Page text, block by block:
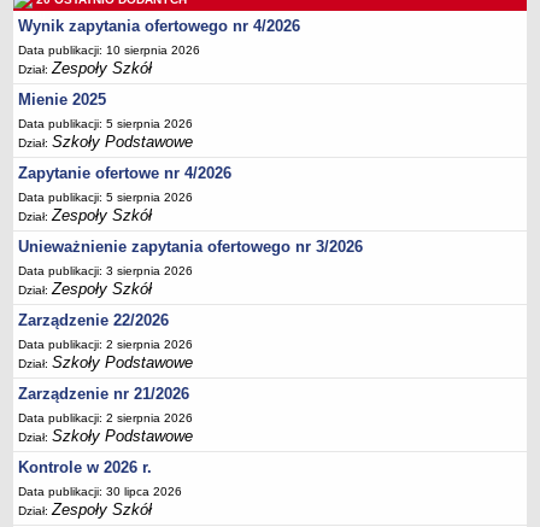
Wielofunkcyjna Placówka
SPECJALNE OŚRODKI SZKOLNO-WYCHOWAWCZE
Specjalny Ośrodek nr 1
Specjalny Ośrodek nr 5
BURSA MIEJSKA
Dane podstawowe
Statut
Majątek
Godziny dyżurów
Ogłoszenie
Zarządzenia
Kontrole
Rejestry, ewidencje, archiwa
Sprawozdania
Deklaracja dostępności
PORADNIE PSYCHOLOGICZNO-PEDAGOGICZNE
Zespół Poradni
BIURO FINANSÓW OŚWIATY
Wynik zapytania ofertowego nr 4/2026
Data publikacji: 10 sierpnia 2026
Dział:Zespoły Szkół
Mienie 2025
Data publikacji: 5 sierpnia 2026
Dział:Szkoły Podstawowe
Zapytanie ofertowe nr 4/2026
Data publikacji: 5 sierpnia 2026
Dział:Zespoły Szkół
Unieważnienie zapytania ofertowego nr 3/2026
Data publikacji: 3 sierpnia 2026
Dział:Zespoły Szkół
Zarządzenie 22/2026
Data publikacji: 2 sierpnia 2026
Dział:Szkoły Podstawowe
Zarządzenie nr 21/2026
Data publikacji: 2 sierpnia 2026
Dział:Szkoły Podstawowe
Kontrole w 2026 r.
Data publikacji: 30 lipca 2026
Dział:Zespoły Szkół